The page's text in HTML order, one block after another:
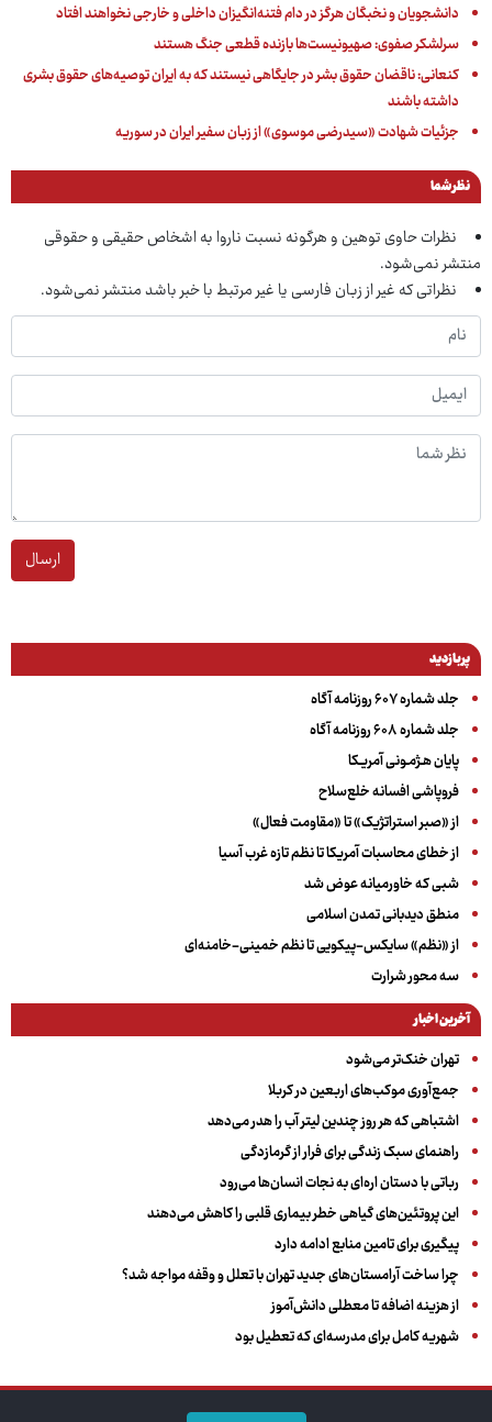
دانشجویان و نخبگان هرگز در دام فتنه‌انگیزان داخلی و خارجی نخواهند افتاد
سرلشکر صفوی: صهیونیست‌ها بازنده قطعی جنگ هستند
کنعانی: ناقضان حقوق بشر در جایگاهی نیستند که به ایران توصیه‌های حقوق بشری
داشته باشند
جزئیات شهادت «سیدرضی موسوی» از زبان سفیر ایران در سوریه
نظر شما
نظرات حاوی توهین و هرگونه نسبت ناروا به اشخاص حقیقی و حقوقی
منتشر نمی‌شود.
نظراتی که غیر از زبان فارسی یا غیر مرتبط با خبر باشد منتشر نمی‌شود.
ارسال
پربازدید
جلد شماره ۶۰۷ روزنامه آگاه
جلد شماره ۶۰۸ روزنامه آگاه
پایان هـژمـونی آمریـکا
فروپاشی افسانه خلع‌سلاح
از «صبر استراتژیک» تا «مقاومت فعال»
از خطای محاسبات آمریکا تا نظم تازه غرب آسیا
شبی که خاورمیانه عوض شد
منطق دیدبانی تمدن اسلامی
از «نظم» سایکس-پیکویی تا نظم خمینی-خامنه‌ای
سه‌ محور شرارت
آخرین اخبار
تهران خنک‌تر می‌شود
جمع‌آوری موکب‌های اربعین در کربلا
اشتباهی که هر روز چندین لیتر آب را هدر می‌دهد
راهنمای سبک زندگی برای فرار از گرمازدگی
رباتی با دستان اره‌ای به نجات انسان‌ها می‌رود
این پروتئین‌های گیاهی خطر بیماری قلبی را کاهش می‌دهند
پیگیری برای تامین منابع ادامه دارد
چرا ساخت آرامستان‌های جدید تهران با تعلل و وقفه مواجه شد؟
از هزینه اضافه تا معطلی دانش‌آموز
شهریه کامل برای مدرسه‌ای که تعطیل بود